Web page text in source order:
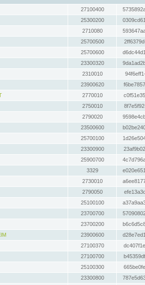
27100400
25300200
2710080
25700500
25700600
23300320
2310010
23900620
2770010
2750010
2790020
23500600
25700100
23300900
25900700
3329
2730010
2790050
25100100
23700700
23700200
23900600
27100370
27100700
25100300
23300800